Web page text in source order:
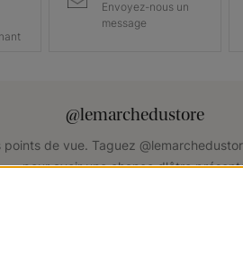
Envoyez-nous un
message
@lemarchedustore
points de vue. Taguez
pour avoir une chance d'être